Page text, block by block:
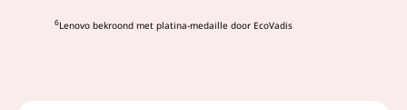
6Lenovo bekroond met platina-medaille door EcoVadis